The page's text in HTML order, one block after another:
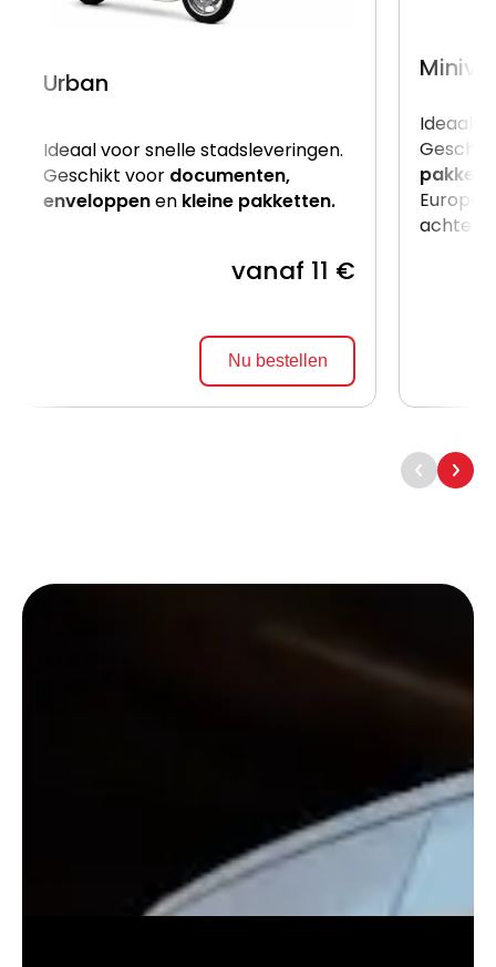
Urban
Ideaal voor snelle stadsleveringen.
Geschikt voor documenten,
enveloppenen kleine pakketten.
vanaf 11 €
Nu bestellen
Ideaal